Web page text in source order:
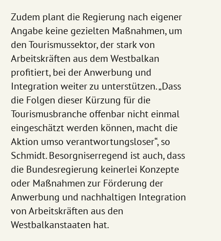
Zudem plant die Regierung nach eigener
Angabe keine gezielten Maßnahmen, um
den Tourismussektor, der stark von
Arbeitskräften aus dem Westbalkan
profitiert, bei der Anwerbung und
Integration weiter zu unterstützen. „Dass
die Folgen dieser Kürzung für die
Tourismusbranche offenbar nicht einmal
eingeschätzt werden können, macht die
Aktion umso verantwortungsloser“, so
Schmidt. Besorgniserregend ist auch, dass
die Bundesregierung keinerlei Konzepte
oder Maßnahmen zur Förderung der
Anwerbung und nachhaltigen Integration
von Arbeitskräften aus den
Westbalkanstaaten hat.